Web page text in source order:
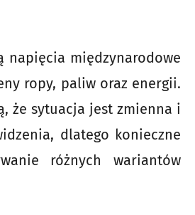
napięcia międzynarodowe
ropy, paliw oraz energii.
że sytuacja jest zmienna i
dlatego konieczne
różnych wariantów